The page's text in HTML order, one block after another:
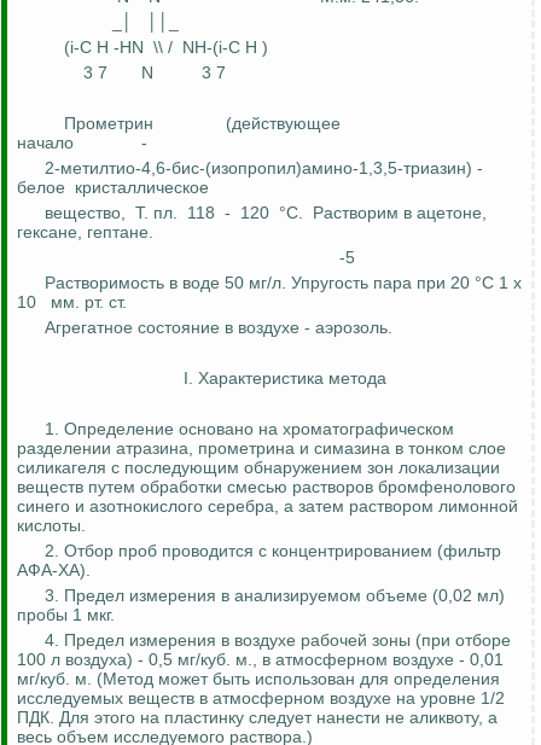
(i-C H -HN \\ / NH-(i-C H )
3 7
N 3 7
Прометрин
(действующее
начало
-
2-метилтио-4,6-бис-(изопропил)амино-1,3,5-триазин) -
белое
кристаллическое
вещество, Т. пл. 118 - 120 °С.
Растворим в ацетоне,
гексане, гептане.
-5
Растворимость в воде 50 мг/л. Упругость пара при 20 °С 1 х
10
мм. рт. ст.
Агрегатное состояние в воздухе - аэрозоль.
I. Характеристика метода
1. Определение основано на хроматографическом
разделении атразина, прометрина и симазина в тонком слое
силикагеля с последующим обнаружением зон локализации
веществ путем обработки смесью растворов бромфенолового
синего и азотнокислого серебра, а затем раствором лимонной
кислоты.
2. Отбор проб проводится с концентрированием (фильтр
АФА-ХА).
3. Предел измерения в анализируемом объеме (0,02 мл)
пробы 1 мкг.
4. Предел измерения в воздухе рабочей зоны (при отборе
100 л воздуха) - 0,5 мг/куб. м., в атмосферном воздухе - 0,01
мг/куб. м. (Метод может быть использован для определения
исследуемых веществ в атмосферном воздухе на уровне 1/2
ПДК. Для этого на пластинку следует нанести не аликвоту, а
весь объем исследуемого раствора.)